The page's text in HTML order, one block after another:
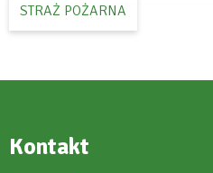
STRAŻ POŻARNA
Kontakt